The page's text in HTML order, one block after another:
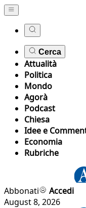
Cerca
Attualità
Politica
Mondo
Agorà
Podcast
Chiesa
Idee e
Economia
Rubriche
Abbonati
Accedi
August 8, 2026